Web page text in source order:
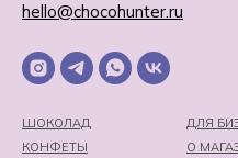
ДЛЯ
ШОКОЛАД
О
КОНФЕТЫ
hello@chocohunter.ru